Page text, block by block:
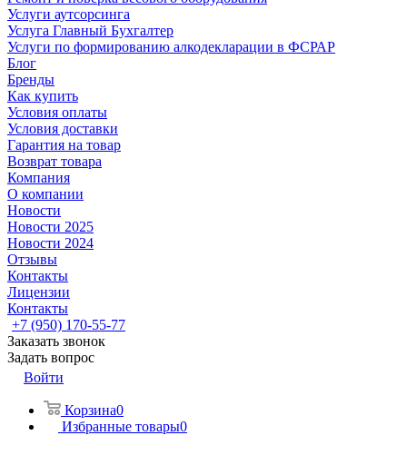
Услуги аутсорсинга
Услуга Главный Бухгалтер
Услуги по формированию алкодекларации в ФСРАР
Блог
Бренды
Как купить
Условия оплаты
Условия доставки
Гарантия на товар
Возврат товара
Компания
О компании
Новости
Новости 2025
Новости 2024
Отзывы
Контакты
Лицензии
Контакты
+7 (950) 170-55-77
Заказать звонок
Задать вопрос
Войти
Корзина0
Избранные товары0